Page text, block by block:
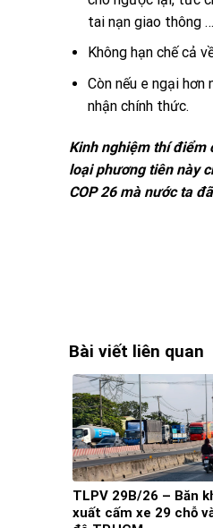
tai nạn giao thông
Không hạn chế cả
Còn nếu e ngại
nhận chính thức.
Kinh nghiệm thí điểm
loại phương tiên này
COP 26 mà nước ta
Bài viết liên quan
TLPV 29B/26 – Băn
xuất cấm xe 29 chỗ